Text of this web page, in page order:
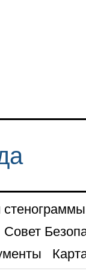
Совет